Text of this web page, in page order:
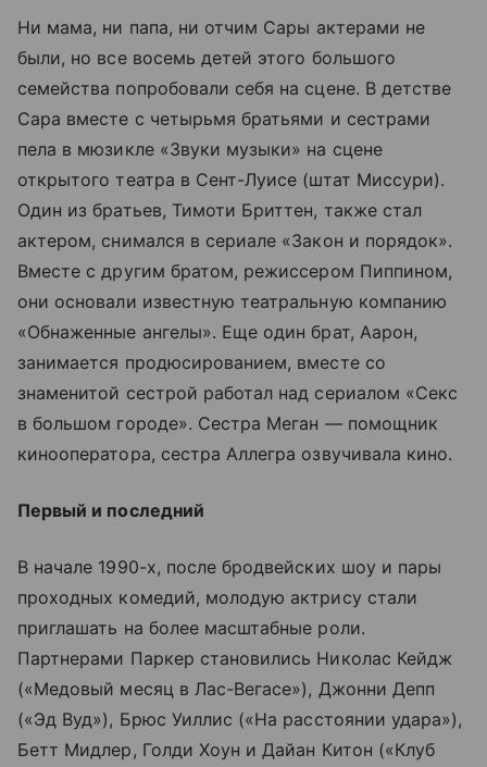
Ни мама, ни папа, ни отчим Сары актерами не
были, но все восемь детей этого большого
семейства попробовали себя на сцене. В детстве
Сара вместе с четырьмя братьями и сестрами
пела в мюзикле «Звуки музыки» на сцене
открытого театра в Сент-Луисе (штат Миссури).
Один из братьев, Тимоти Бриттен, также стал
актером, снимался в сериале «Закон и порядок».
Вместе с другим братом, режиссером Пиппином,
они основали известную театральную компанию
«Обнаженные ангелы». Еще один брат, Аарон,
занимается продюсированием, вместе со
знаменитой сестрой работал над сериалом «Секс
в большом городе». Сестра Меган — помощник
кинооператора, сестра Аллегра озвучивала кино.
Первый и последний
В начале 1990-х, после бродвейских шоу и пары
проходных комедий, молодую актрису стали
приглашать на более масштабные роли.
Партнерами Паркер становились Николас Кейдж
(«Медовый месяц в Лас-Вегасе»), Джонни Депп
(«Эд Вуд»), Брюс Уиллис («На расстоянии удара»),
Бетт Мидлер, Голди Хоун и Дайан Китон («Клуб